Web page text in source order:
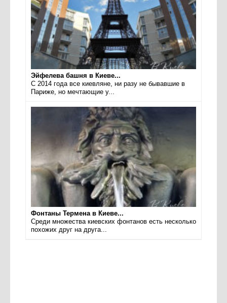
Эйфелева башня в Киеве...
С 2014 года все киевляне, ни разу не бывавшие в
Париже, но мечтающие у...
Фонтаны Термена в Киеве...
Среди множества киевских фонтанов есть несколько
похожих друг на друга...